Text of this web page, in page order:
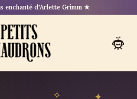
enchanté d'Arlette Grimm ★